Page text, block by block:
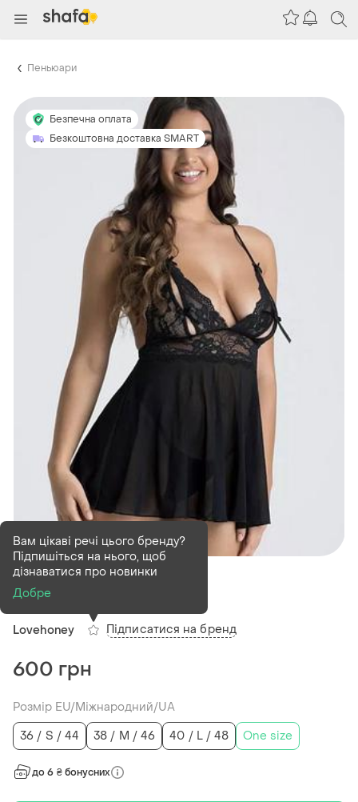
Пеньюари
Безпечна оплата
Безкоштовна доставка SMART
В наявності1 шт
Пенюар lovehoney
Lovehoney
Вам цікаві речі цього бренду?
Підпишіться на нього, щоб
дізнаватися про новинки
Добре
Підписатися на бренд
600 грн
Розмір EU/Міжнародний/UA
36 / S / 44
38 / M / 46 40 / L / 48 One size
до 6 ₴ бонусних